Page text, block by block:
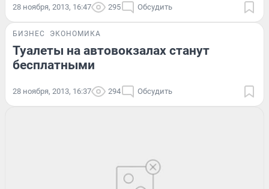
28 ноября, 2013, 16:47 295 Обсудить
БИЗНЕС ЭКОНОМИКА
Туалеты на автовокзалах станут
бесплатными
28 ноября, 2013, 16:37 294 Обсудить